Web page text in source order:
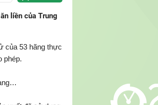
liền của Trung
của 53 hãng thực
phép.